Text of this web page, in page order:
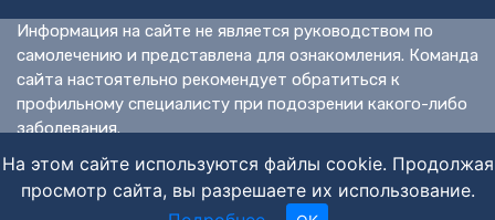
Информация на сайте не является руководством по
самолечению и представлена для ознакомления. Команда
сайта настоятельно рекомендует обратиться к
профильному специалисту при подозрении какого-либо
заболевания.
ИМЕЮТСЯ ПРОТИВОПОКАЗАНИЯ. НЕОБХОДИМА
КОНСУЛЬТАЦИЯ СПЕЦИАЛИСТА.
На этом сайте используются файлы cookie. Продолжая
просмотр сайта, вы разрешаете их использование.